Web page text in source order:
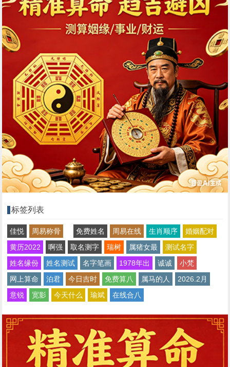
标签列表
佳悦 周易称骨 免费姓名 周易在线 生肖顺序
婚姻配对
黄历2022
啊强 取名测字 瑞树 属猪女最
测试名字
姓名缘份
姓名测试 名字笔画 1978年出 诚诚
小梵
网上算命
泊君 今日吉时 免费算八 属马的人
2026.2月
意锐
宽影 今天什么 瑜斌 在线合八